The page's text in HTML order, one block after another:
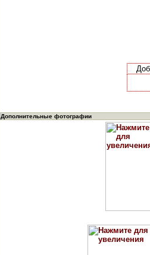
Дополнительные фотографии